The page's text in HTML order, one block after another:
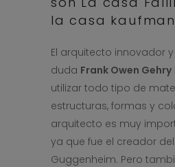
la casa
El arquitecto innovador
duda Frank Owen Gehry
utilizar todo tipo de
estructuras, formas y
arquitecto es muy
ya que fue el creador
Guggenheim. Pero